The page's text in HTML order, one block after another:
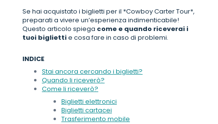
Se hai acquistato i biglietti per il *Cowboy Carter Tour*,
preparati a vivere un’esperienza indimenticabile!
Questo articolo spiega come e quando riceverai i
tuoi bigliettie cosa fare in caso di problemi.
INDICE
Stai ancora cercando i biglietti?
Quando li riceverò?
Come li riceverò?
Biglietti elettronici
Biglietti cartacei
Trasferimento mobile